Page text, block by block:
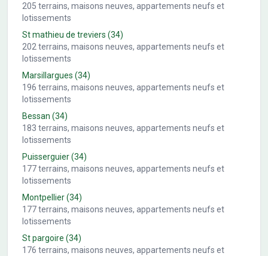
205 terrains, maisons neuves, appartements neufs et
lotissements
St mathieu de treviers (34)
202 terrains, maisons neuves, appartements neufs et
lotissements
Marsillargues (34)
196 terrains, maisons neuves, appartements neufs et
lotissements
Bessan (34)
183 terrains, maisons neuves, appartements neufs et
lotissements
Puisserguier(34)
177terrains, maisons neuves, appartements neufs et
lotissements
Montpellier(34)
177terrains, maisons neuves, appartements neufs et
lotissements
St pargoire (34)
176 terrains, maisons neuves, appartements neufs et